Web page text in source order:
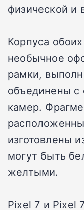
физической и
Корпуса
необычное
рамки,
объединены с
камер.
изготовлены
могут быть
желтыми.
Pixel 7 и Pixel